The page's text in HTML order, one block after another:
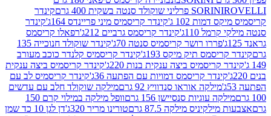
SORINI
קינדר
דמות 102 ג'
קינדר קריסמיס מיני פריינדס 164ג'
קינדר
110ג'
קינדר קריסמס גרביים 212ג'
רפאלו קריסמס
פררו רושר קריסמיס סנטה 70ג'
קינדר שוקולד חנוכייה 135
תיק מיקס 193ג'
קינדר קריסמיס קלנדר כוכב מעורב
קריסמיס ביצה ענקית בנות 220ג'
קינדר קריסמיס ביצה ענקית
קינדר קריסמס דמויות עם הפתעה 36ג'
קינדר קריסמיס לב עם
מילקה אוראו סנדוויץ 92 גרם
מילקה שוקולד חלב עם עדשים
עוגיות סנסיישן 156 גרם
וופל מילקה במילוי קרם 150
מילקה 87.5 גרם
טורינו מריר 320ג'
דן לגן 10 כד שמן